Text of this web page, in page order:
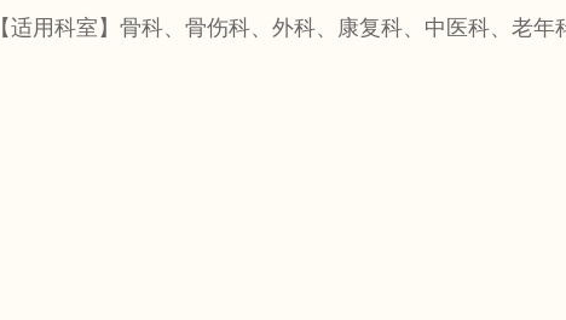
【适用科室】骨科、骨伤科、外科、康复科、中医科、老年